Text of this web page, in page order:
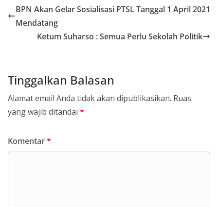
BPN Akan Gelar Sosialisasi PTSL Tanggal 1 April 2021
Mendatang
Ketum Suharso : Semua Perlu Sekolah Politik
Tinggalkan Balasan
Alamat email Anda tidak akan dipublikasikan. Ruas
yang wajib ditandai *
Komentar*